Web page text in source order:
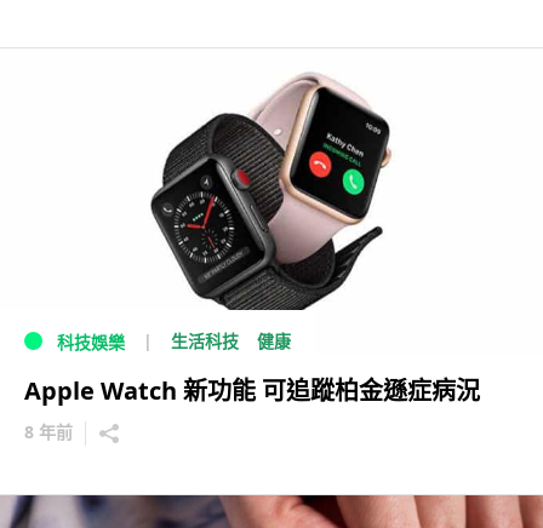
科技娛樂 生活科技 健康
Apple Watch 新功能 可追蹤柏金遜症病況
8 年前